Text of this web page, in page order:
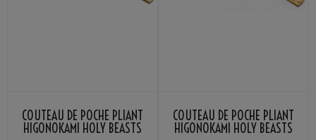
COUTEAU DE POCHE PLIANT
HIGONOKAMI HOLY BEASTS
COUTEAU DE POCHE PLIANT
HIGONOKAMI HOLY BEASTS